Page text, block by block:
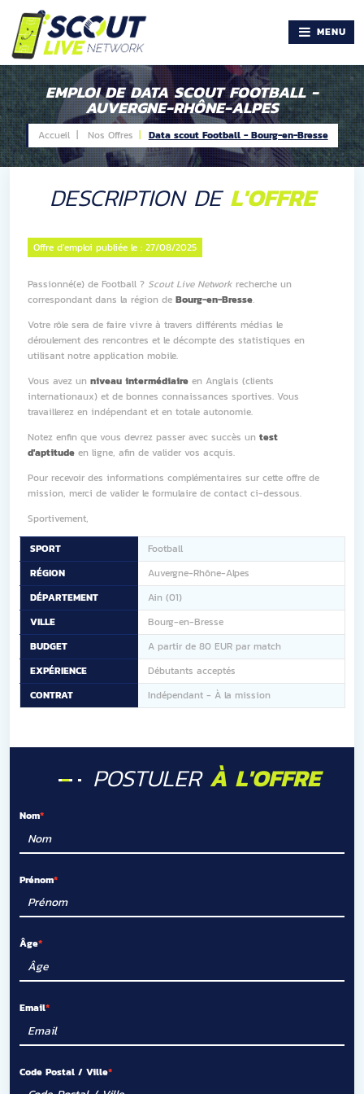
MENU
EMPLOI DE DATA SCOUT FOOTBALL -
AUVERGNE-RHÔNE-ALPES
Accueil | Nos Offres Data scout Football - Bourg-en-Bresse
DESCRIPTION DE L'OFFRE
Offre d'emploi publiée le :27/08/2025
Passionné(e) de Football ? Scout Live Network recherche un
correspondant dans la région de Bourg-en-Bresse.
Votre rôle sera de faire vivre à travers différents médias le
déroulement des rencontres et le décompte des statistiques en
utilisant notre application mobile.
Vous avez un niveau intermédiaire en Anglais (clients
internationaux) et de bonnes connaissances sportives. Vous
travaillerez en indépendant et en totale autonomie.
Notez enfin que vous devrez passer avec succès un test
d'aptitude en ligne, afin de valider vos acquis.
Pour recevoir des informations complémentaires sur cette offre de
mission, merci de valider le formulaire de contact ci-dessous.
Sportivement,
SPORT
Football
RÉGION
Auvergne-Rhône-Alpes
DÉPARTEMENT
Ain (01)
VILLE
Bourg-en-Bresse
BUDGET
A partir de 80 EUR par match
EXPÉRIENCE
Débutants acceptés
CONTRAT
Indépendant - À la mission
POSTULER À L'OFFRE
Nom
Prénom
Âge
Email
Code Postal / Ville